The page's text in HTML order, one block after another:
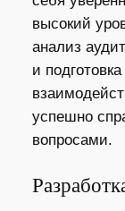
высокий
анализ
и
успешно
вопросами.